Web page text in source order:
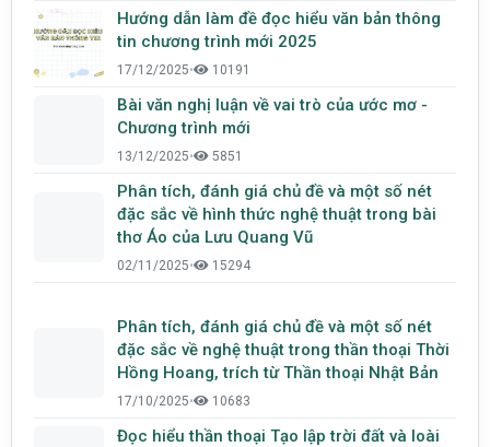
Hướng dẫn làm đề đọc hiểu văn bản thông
tin chương trình mới 2025
17/12/2025• 10191
Bài văn nghị luận về vai trò của ước mơ -
Chương trình mới
13/12/2025• 5851
Phân tích, đánh giá chủ đề và một số nét
đặc sắc về hình thức nghệ thuật trong bài
thơ Áo của Lưu Quang Vũ
02/11/2025• 15294
Phân tích, đánh giá chủ đề và một số nét
đặc sắc về nghệ thuật trong thần thoại Thời
Hồng Hoang, trích từ Thần thoại Nhật Bản
17/10/2025• 10683
Đọc hiểu thần thoại Tạo lập trời đất và loài